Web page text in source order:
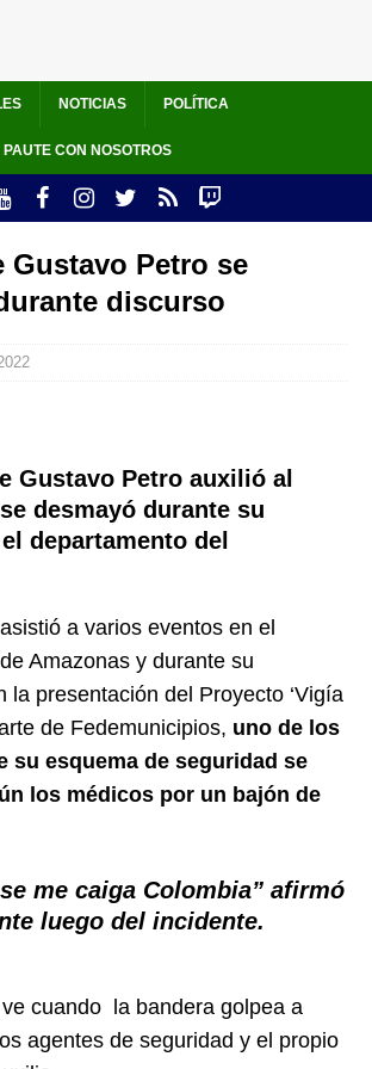
NOTICIAS POLÍTICA
PAUTE CON NOSOTROS
Gustavo Petro se
discurso
Gustavo Petro auxilió al
desmayó durante su
departamento del
a varios eventos en el
Amazonas y durante su
la presentación del Proyecto ‘Vigía
de Fedemunicipios, uno de los
su esquema de seguridad se
los médicos por un bajón de
me caiga Colombia” afirmó
luego del incidente.
cuando la bandera golpea a
agentes de seguridad y el propio